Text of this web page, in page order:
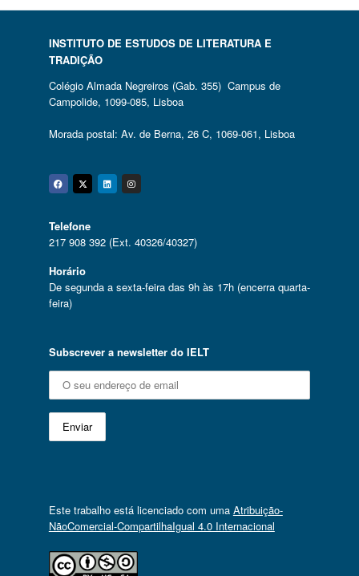
INSTITUTO DE ESTUDOS DE LITERATURA E
TRADIÇÃO
Colégio Almada Negreiros (Gab. 355) Campus de
Campolide, 1099-085, Lisboa
Morada postal: Av. de Berna, 26 C, 1069-061, Lisboa
Facebook
Twitter
Linkedin
Instagram
Telefone
217 908 392 (Ext. 40326/40327)
Horário
De segunda a sexta-feira das 9h às 17h (encerra quarta-
feira)
Subscrever a newsletter do IELT
Este trabalho está licenciado com uma Atribuição-
NãoComercial-CompartilhaIgual 4.0 Internacional